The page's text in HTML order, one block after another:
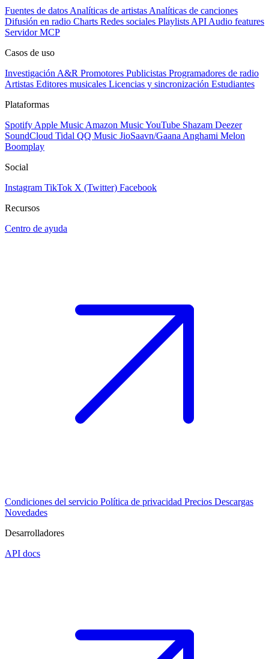
Fuentes de datos Analíticas de artistas Analíticas de canciones
Difusión en radio Charts Redes sociales Playlists API Audio features
Servidor MCP
Casos de uso
Investigación A&R Promotores Publicistas Programadores de radio
Artistas Editores musicales Licencias y sincronización Estudiantes
Plataformas
Spotify Apple Music Amazon MusicYouTube Shazam Deezer
SoundCloud Tidal QQ Music JioSaavn/Gaana Anghami Melon
Boomplay
Social
Instagram TikTok X (Twitter) Facebook
Recursos
Centro de ayuda
Condiciones del servicio Política de privacidad Precios Descargas
Novedades
Desarrolladores
API docs